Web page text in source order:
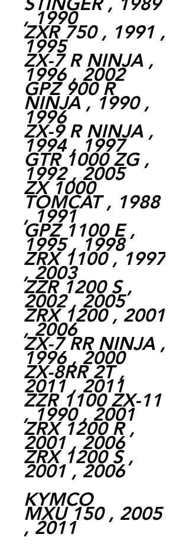
, 1990
ZXR 750 , 1991 ,
1995
ZX-7 R NINJA ,
1996 , 2002
GPZ 900 R
NINJA , 1990 ,
1996
ZX-9 R NINJA ,
1994 , 1997
GTR 1000 ZG ,
1992 , 2005
ZX 1000
TOMCAT , 1988
, 1991
GPZ 1100 E ,
1995 , 1998
ZRX 1100 , 1997
, 2003
ZZR 1200 S ,
2002 , 2005
ZRX 1200 , 2001
, 2006
ZX-7 RR NINJA ,
1996 , 2000
ZX-8RR 2T ,
2011 , 2011
ZZR 1100 ZX-11
, 1990 , 2001
ZRX 1200 R ,
2001 , 2006
ZRX 1200 S ,
2001 , 2006
KYMCO
MXU 150 , 2005
, 2011